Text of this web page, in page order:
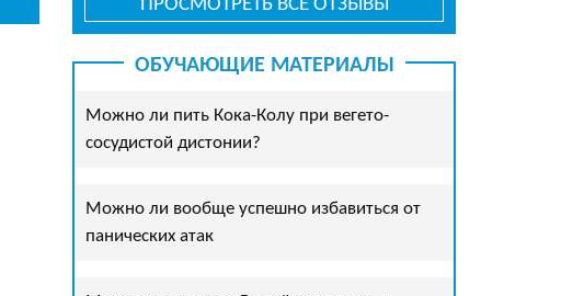
ПРОСМОТРЕТЬ ВСЕ ОТЗЫВЫ
ОБУЧАЮЩИЕ МАТЕРИАЛЫ
Можно ли пить Кока-Колу при вегето-
сосудистой дистонии?
Можно ли вообще успешно избавиться от
панических атак